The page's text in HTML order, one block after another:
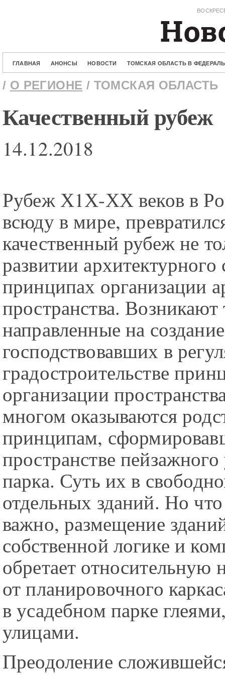
ГЛАВНАЯ АНОНСЫ НОВОСТИ ТОМСКАЯ ОБЛАСТЬ В
/ О РЕГИОНЕ / ТОМСКАЯ ОБЛАСТЬ
Качественный рубеж
14.12.2018
Рубеж Х1Х-ХХ веков в
всюду в мире,
качественный рубеж не
развитии
принципах организации
пространства.
направленные на
господствовавших в
градостроительстве
организации
многом оказываются
принципам,
пространстве
парка. Суть их в
отдельных зданий. Но
важно, размещение
собственной логике и
обретает относительную
от планировочного
в усадебном парке
улицами.
Преодоление